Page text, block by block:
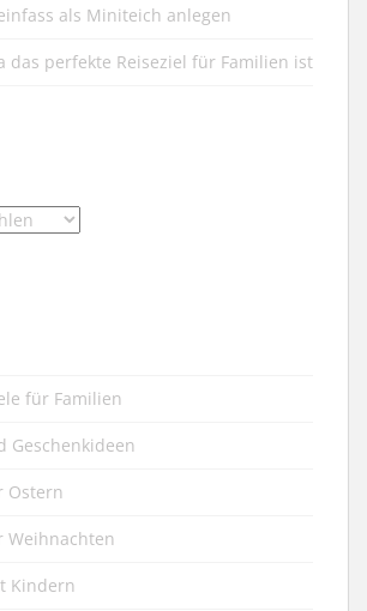
als Miniteich anlegen
das perfekte Reiseziel für Familien ist
für Familien
Geschenkideen
Ostern
Weihnachten
Kindern